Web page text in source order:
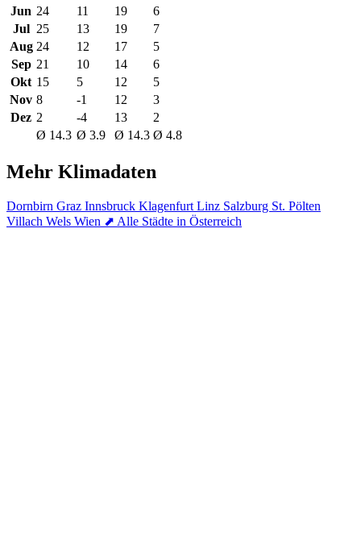
Jun 24 11 19
6
Jul 25 13 19
7
Aug 24 12 17
5
Sep 21 10 14
6
Okt 15 5 12
5
Nov 8 -1 12
3
Dez 2 -4 13
2
Ø 14.3 Ø 3.9 Ø 14.3 Ø 4.8
Mehr Klimadaten
Dornbirn Graz Innsbruck Klagenfurt Linz Salzburg St. Pölten
Villach Wels Wien ⬈ Alle Städte in Österreich